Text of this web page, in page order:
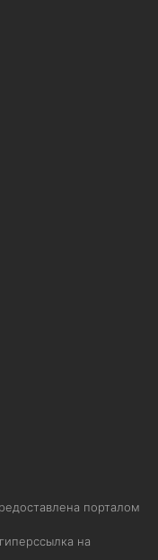
порталом
на